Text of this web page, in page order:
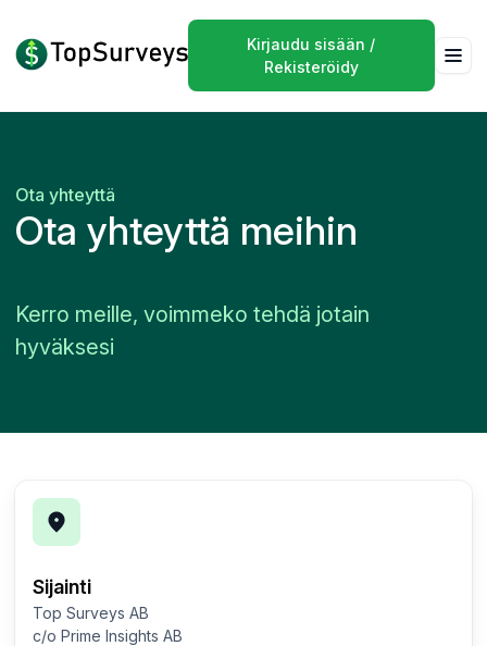
Kirjaudu sisään /
Rekisteröidy
Ota yhteyttä
Ota yhteyttä meihin
Kerro meille, voimmeko tehdä jotain
hyväksesi
Sijainti
Top Surveys AB
c/o Prime Insights AB